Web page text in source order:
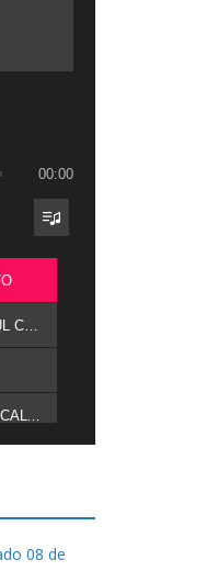
00:00
2. POETA EN EL HOSPICIO - LUIS RAÚL CALVO
08 de